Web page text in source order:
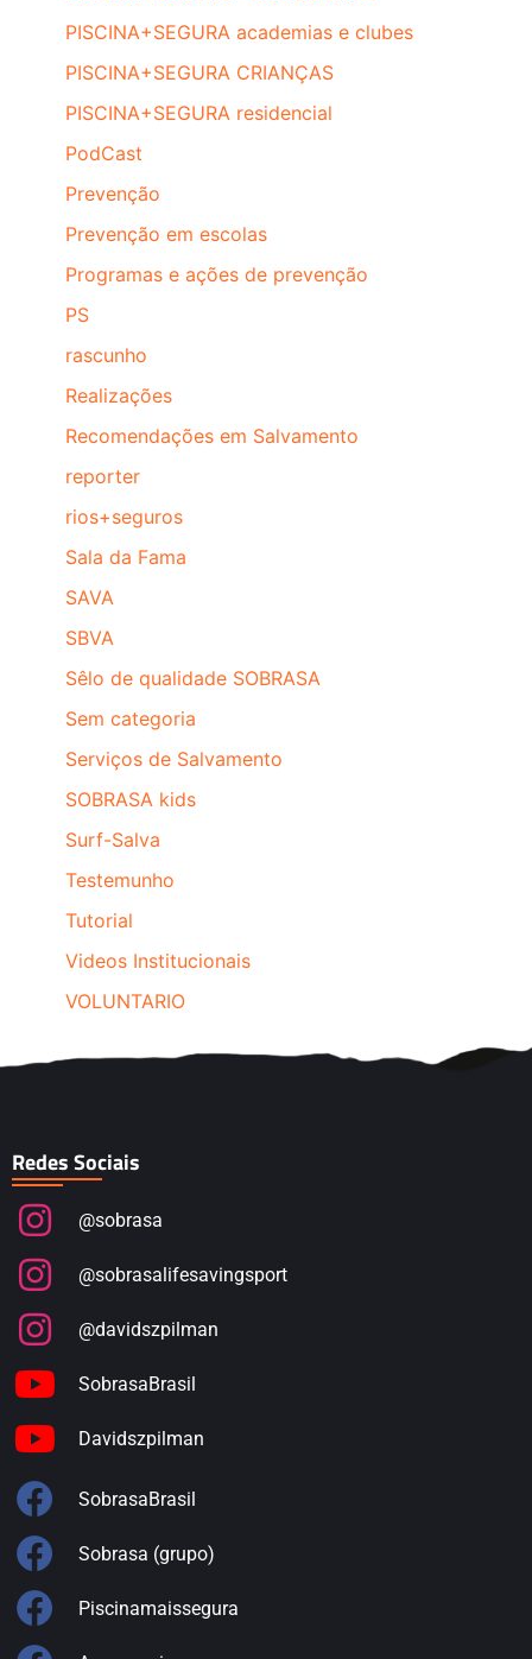
PISCINA+SEGURA academias e clubes
PISCINA+SEGURA CRIANÇAS
PISCINA+SEGURA residencial
PodCast
Prevenção
Prevenção em escolas
Programas e ações de prevenção
PS
rascunho
Realizações
Recomendações em Salvamento
reporter
rios+seguros
Sala da Fama
SAVA
SBVA
Sêlo de qualidade SOBRASA
Sem categoria
Serviços de Salvamento
SOBRASA kids
Surf-Salva
Testemunho
Tutorial
Videos Institucionais
VOLUNTARIO
Redes Sociais
@sobrasa
@sobrasalifesavingsport
@davidszpilman
SobrasaBrasil
Davidszpilman
SobrasaBrasil
Sobrasa (grupo)
Piscinamaissegura